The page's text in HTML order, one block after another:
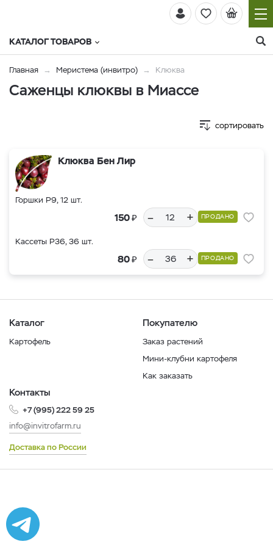
КАТАЛОГ ТОВАРОВ
Главная Меристема (инвитро) Клюква
Саженцы клюквы в Миассе
сортировать
Клюква Бен Лир
Горшки Р9, 12 шт.
150₽ – + ПРОДАНО
Кассеты Р36, 36 шт.
80₽ – + ПРОДАНО
Каталог
Картофель
Покупателю
Заказ растений
Мини-клубни картофеля
Как заказать
Контакты
+7 (995) 222 59 25
info@invitrofarm.ru
Доставка по России